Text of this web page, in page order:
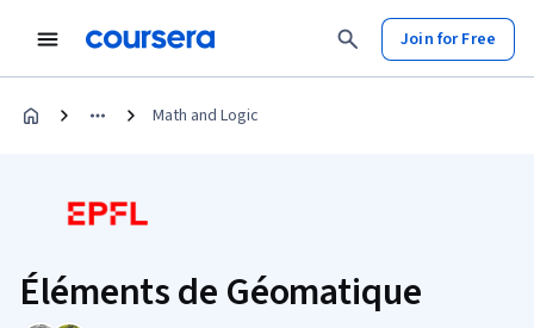
Join for Free
Math and Logic
Éléments de Géomatique